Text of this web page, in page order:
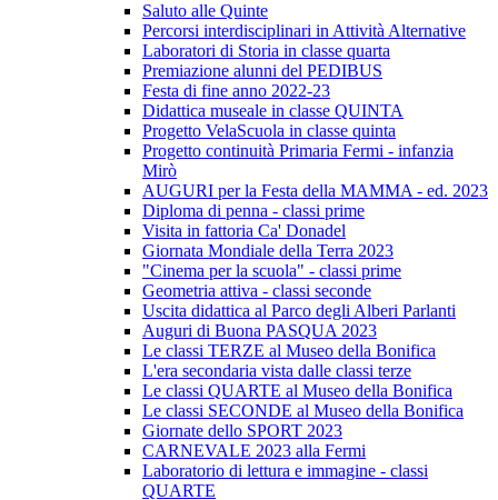
Saluto alle Quinte
Percorsi interdisciplinari in Attività Alternative
Laboratori di Storia in classe quarta
Premiazione alunni del PEDIBUS
Festa di fine anno 2022-23
Didattica museale in classe QUINTA
Progetto VelaScuola in classe quinta
Progetto continuità Primaria Fermi - infanzia
Mirò
AUGURI per la Festa della MAMMA - ed. 2023
Diploma di penna - classi prime
Visita in fattoria Ca' Donadel
Giornata Mondiale della Terra 2023
"Cinema per la scuola" - classi prime
Geometria attiva - classi seconde
Uscita didattica al Parco degli Alberi Parlanti
Auguri di Buona PASQUA 2023
Le classi TERZE al Museo della Bonifica
L'era secondaria vista dalle classi terze
Le classi QUARTE al Museo della Bonifica
Le classi SECONDE al Museo della Bonifica
Giornate dello SPORT 2023
CARNEVALE 2023 alla Fermi
Laboratorio di lettura e immagine - classi
QUARTE